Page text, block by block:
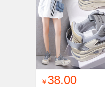
找同款 加入铺货单
￥ 38.00